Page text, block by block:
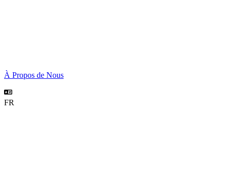
À Propos de Nous
FR